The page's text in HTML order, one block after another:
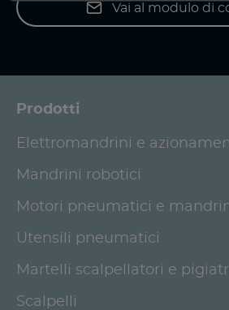
Vai al modulo di
Prodotti
Elettromandrini e
Mandrini robotici
Motori pneumatici e
Utensili pneumatici
Martelli scalpellatori e
Scalpelli